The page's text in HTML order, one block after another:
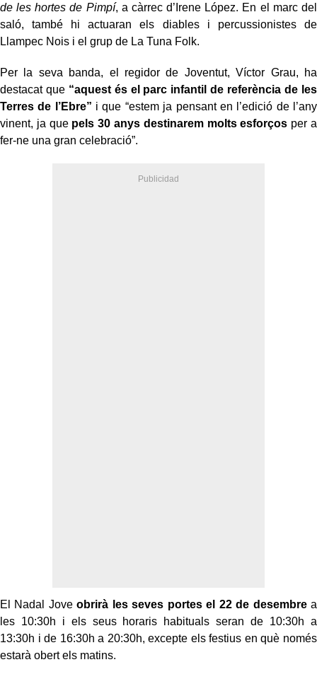
de les hortes de Pimpí, a càrrec d’Irene López. En el marc del
saló, també hi actuaran els diables i percussionistes de
Llampec Nois i el grup de La Tuna Folk.
Per la seva banda, el regidor de Joventut, Víctor Grau, ha
destacat que“aquest és el parc infantil de referència de les
Terres de l’Ebre” i que “estem ja pensant en l’edició de l’any
vinent, ja que pels 30 anys destinarem molts esforços per a
fer-ne una gran celebració”.
El Nadal Joveobrirà les seves portes el 22 de desembrea
les 10:30h i els seus horaris habituals seran de 10:30h a
13:30h i de 16:30h a 20:30h, excepte els festius en què només
estarà obert els matins.